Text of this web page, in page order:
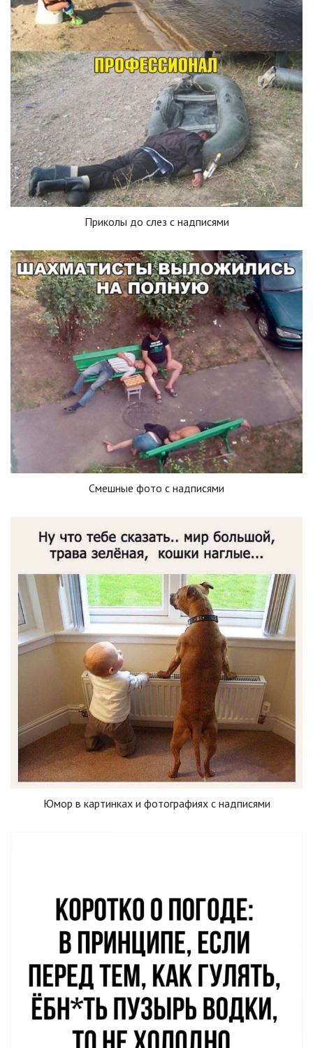
Приколы до слез с надписями
Смешные фото с надписями
Юмор в картинках и фотографиях с надписями